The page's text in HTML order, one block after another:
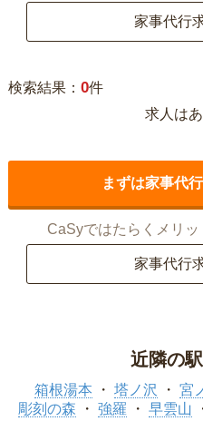
家事代行
検索結果： 0件
求人は
まずは家事代
CaSyではたらくメリ
家事代行
近隣の
箱根湯本 塔ノ沢 宮
彫刻の森
強羅 早雲山